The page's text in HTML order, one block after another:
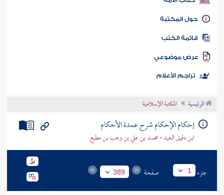
كتاب الأمة
المكتبة
الكتب
موضوعي
تراجم الأعلام
الرئيسية المكتبة الإسلامية
إحكام الإحكام شرح عمدة الأحكام
ابن دقيق العيد - محمد بن علي بن وهب بن مطيع
جزء 1 صفحة 389